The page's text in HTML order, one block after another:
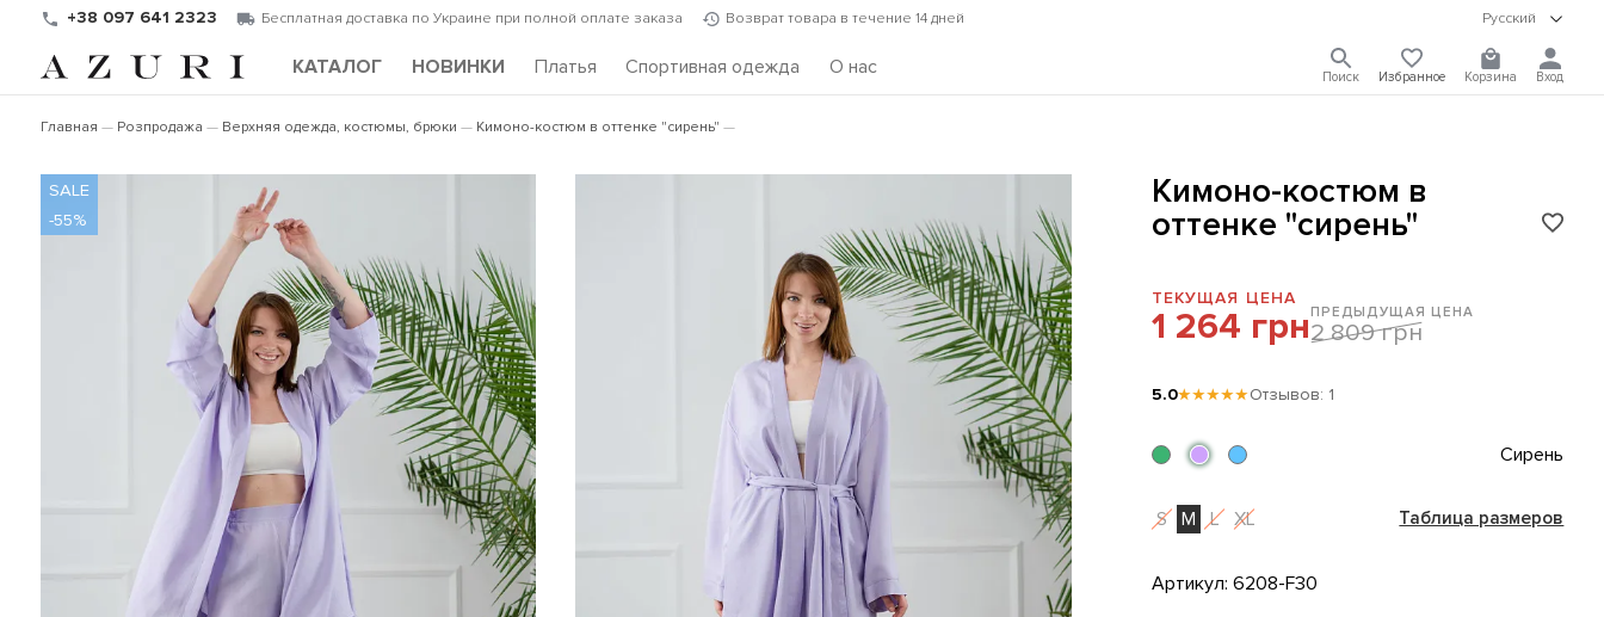
+38 097 641 2323 Бесплатная доставка по Украине при полной оплате заказа Возврат товара в течение 14 дней Русский
КАТАЛОГ НОВИНКИ Платья Спортивная одежда О нас Поиск Избранное Корзина Вход
Главная Розпродажа Верхняя одежда, костюмы, брюки Кимоно-костюм в оттенке "сирень"
Кимоно-костюм в
оттенке "сирень"
ТЕКУЩАЯ ЦЕНА
1 264 грнПРЕДЫДУЩАЯ ЦЕНА
2 809 грн
5.0★★★★★Отзывов: 1
Сирень
S M L XL Таблица размеров
Артикул: 6208-F30